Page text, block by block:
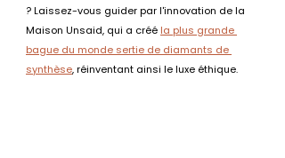
? Laissez-vous guider par l'innovation de la
Maison Unsaid, qui a créé la plus grande
bague du monde sertie de diamants de
synthèse, réinventant ainsi le luxe éthique.